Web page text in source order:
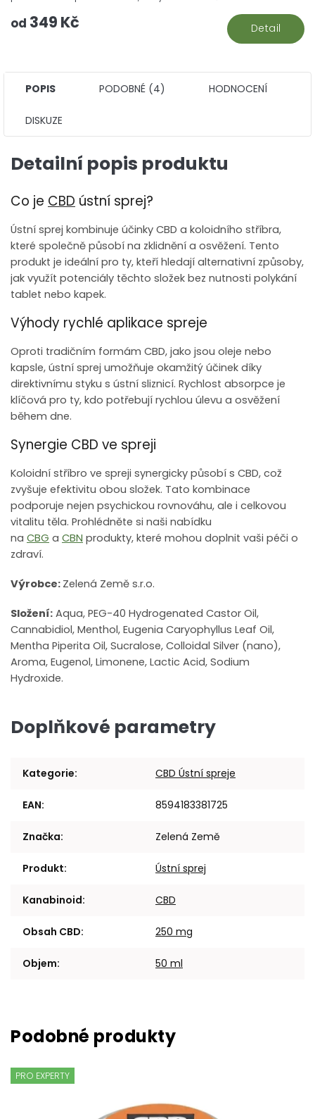
od 349 Kč Detail
POPIS PODOBNÉ (4) HODNOCENÍ
DISKUZE
Detailní popis produktu
Co je CBD ústní sprej?
Ústní sprej kombinuje účinky CBD a koloidního stříbra,
které společně působí na zklidnění a osvěžení. Tento
produkt je ideální pro ty, kteří hledají alternativní způsoby,
jak využít potenciály těchto složek bez nutnosti polykání
tablet nebo kapek.
Výhody rychlé aplikace spreje
Oproti tradičním formám CBD, jako jsou oleje nebo
kapsle, ústní sprej umožňuje okamžitý účinek díky
direktivnímu styku s ústní sliznicí. Rychlost absorpce je
klíčová pro ty, kdo potřebují rychlou úlevu a osvěžení
během dne.
Synergie CBD ve spreji
Koloidní stříbro ve spreji synergicky působí s CBD, což
zvyšuje efektivitu obou složek. Tato kombinace
podporuje nejen psychickou rovnováhu, ale i celkovou
vitalitu těla. Prohlédněte si naši nabídku
na CBG a CBN produkty, které mohou doplnit vaši péči o
zdraví.
Výrobce: Zelená Země s.r.o.
Složení: Aqua, PEG-40 Hydrogenated Castor Oil,
Cannabidiol, Menthol, Eugenia Caryophyllus Leaf Oil,
Mentha Piperita Oil, Sucralose, Colloidal Silver (nano),
Aroma, Eugenol, Limonene, Lactic Acid, Sodium
Hydroxide.
Doplňkové parametry
Kategorie: CBD Ústní spreje
EAN: 8594183381725
Značka: Zelená Země
Produkt: Ústní sprej
Kanabinoid: CBD
Obsah CBD: 250 mg
Objem: 50 ml
PRO EXPERTY